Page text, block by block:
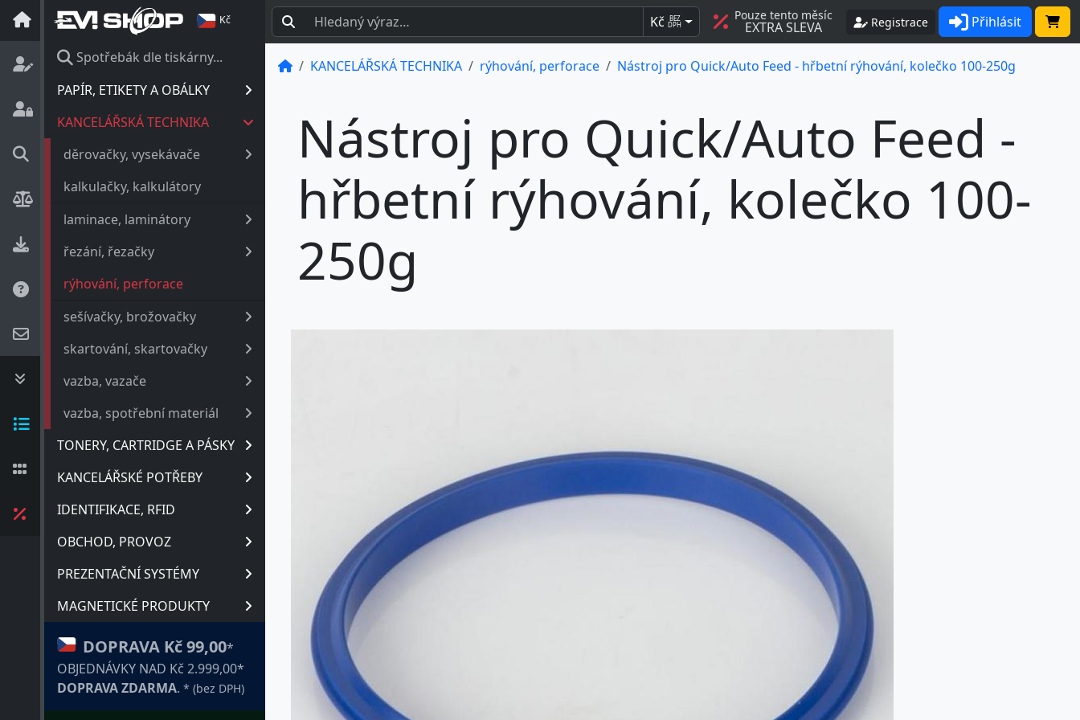
Kč
Spotřebák dle tiskárny...
PAPÍR, ETIKETY A OBÁLKY
KANCELÁŘSKÁ TECHNIKA
děrovačky, vysekávače
kalkulačky, kalkulátory
laminace, laminátory
řezání, řezačky
rýhování, perforace
sešívačky, brožovačky
skartování, skartovačky
vazba, vazače
vazba, spotřební materiál
TONERY, CARTRIDGE A PÁSKY
KANCELÁŘSKÉ POTŘEBY
IDENTIFIKACE, RFID
OBCHOD, PROVOZ
PREZENTAČNÍ SYSTÉMY
MAGNETICKÉ PRODUKTY
DOPRAVA Kč 99,00*
OBJEDNÁVKY NAD Kč 2.999,00*
DOPRAVA ZDARMA. * (bez DPH)
Kč BEZ
DPH
Pouze tento měsíc
EXTRA SLEVA Registrace Přihlásit
KANCELÁŘSKÁ TECHNIKA rýhování, perforace Nástroj pro Quick/Auto Feed - hřbetní rýhování, kolečko 100-250g
Nástroj pro Quick/Auto Feed -
hřbetní rýhování, kolečko 100-
250g